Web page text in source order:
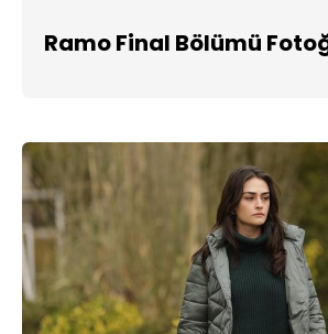
Ramo Final Bölümü